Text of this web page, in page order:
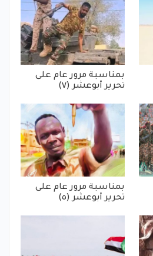
بمناسبة مرور عام على
تحرير أبوعشر (٧)
بمناسبة مرور عام على
تحرير أبوعشر (٥)